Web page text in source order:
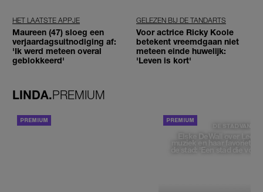
HET LAATSTE APPJE
Maureen (47) sloeg een
verjaardagsuitnodiging af:
'Ik werd meteen overal
geblokkeerd'
GELEZEN BIJ DE TANDARTS
Voor actrice Ricky Koole
betekent vreemdgaan niet
meteen einde huwelijk:
'Leven is kort'
LINDA.PREMIUM
DE STAD VAN
Elske DeWall over
muziek en haar favoriete
de stad: 'Een stad die